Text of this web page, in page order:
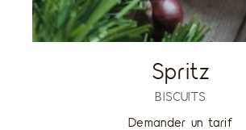
Spritz
BISCUITS
Demander un tarif